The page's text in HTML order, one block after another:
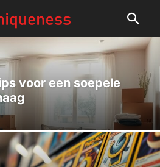
voor een soepele